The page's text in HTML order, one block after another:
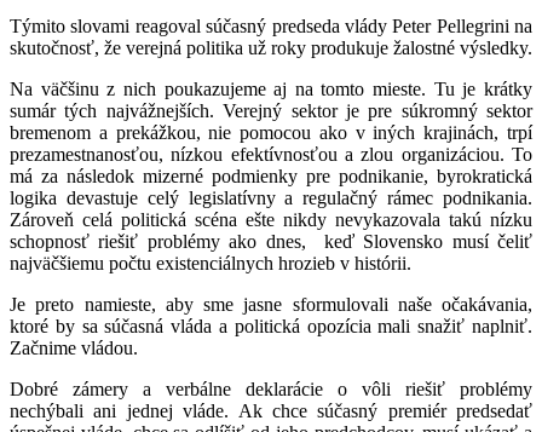
Týmito slovami reagoval súčasný predseda vlády Peter Pellegrini na
skutočnosť, že verejná politika už roky produkuje žalostné výsledky.
Na väčšinu z nich poukazujeme aj na tomto mieste. Tu je krátky
sumár tých najvážnejších. Verejný sektor je pre súkromný sektor
bremenom a prekážkou, nie pomocou ako v iných krajinách, trpí
prezamestnanosťou, nízkou efektívnosťou a zlou organizáciou. To
má za následok mizerné podmienky pre podnikanie, byrokratická
logika devastuje celý legislatívny a regulačný rámec podnikania.
Zároveň celá politická scéna ešte nikdy nevykazovala takú nízku
schopnosť riešiť problémy ako dnes, keď Slovensko musí čeliť
najväčšiemu počtu existenciálnych hrozieb v histórii.
Je preto namieste, aby sme jasne sformulovali naše očakávania,
ktoré by sa súčasná vláda a politická opozícia mali snažiť naplniť.
Začnime vládou.
Dobré zámery a verbálne deklarácie o vôli riešiť problémy
nechýbali ani jednej vláde. Ak chce súčasný premiér predsedať